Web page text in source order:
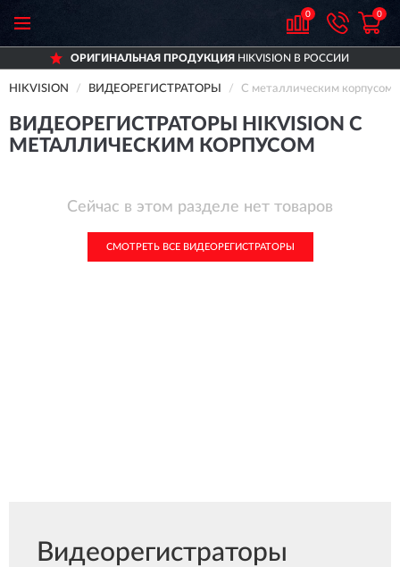
0 0
ОРИГИНАЛЬНАЯ ПРОДУКЦИЯ HIKVISION В РОССИИ
HIKVISION ВИДЕОРЕГИСТРАТОРЫ С металлическим корпусом
ВИДЕОРЕГИСТРАТОРЫ HIKVISION С
МЕТАЛЛИЧЕСКИМ КОРПУСОМ
Сейчас в этом разделе нет товаров
СМОТРЕТЬ ВСЕ ВИДЕОРЕГИСТРАТОРЫ
Видеорегистраторы